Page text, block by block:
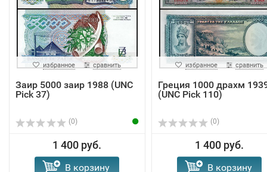
избранное сравнить
Заир 5000 заир 1988 (UNC
Pick 37)
(0)
1 400 руб.
В корзину
избранное сравнить
Греция 1000 драхм
(UNC Pick 110)
(0)
1 400 руб.
В корзину